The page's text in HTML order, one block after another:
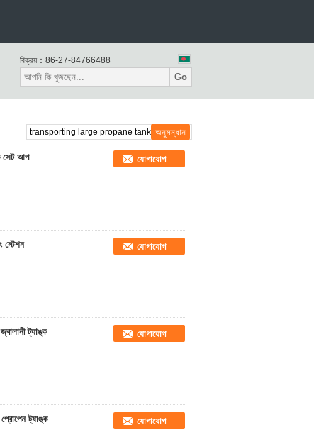
বিক্রয়： 86-27-84766488
Go
সেট আপ যোগাযোগ
স্টেশন যোগাযোগ
ট্যাঙ্ক যোগাযোগ
ট্যাঙ্ক যোগাযোগ